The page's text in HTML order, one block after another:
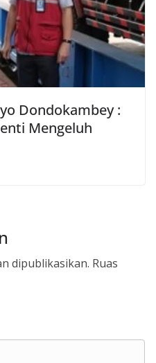
Dondokambey :
Mengeluh
dipublikasikan. Ruas